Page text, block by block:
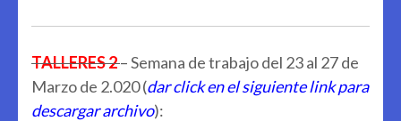
TALLERES 2– Semana de trabajo del 23 al 27 de
Marzo de 2.020 (dar click en el siguiente link para
descargar archivo):